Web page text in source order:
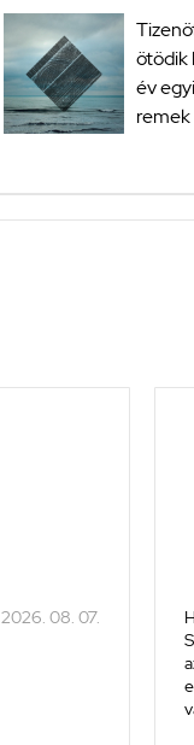
ötödik
év
remek
2026. 08. 07.